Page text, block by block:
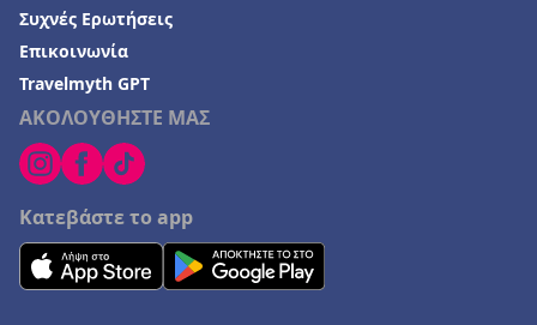
ΑΚΟΛΟΥΘΗΣΤΕ ΜΑΣ
Κατεβάστε το app
Συχνές Ερωτήσεις
Επικοινωνία
Travelmyth GPT